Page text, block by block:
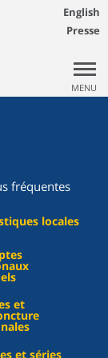
English
Presse
MENU
fréquentes
locales
et
et séries